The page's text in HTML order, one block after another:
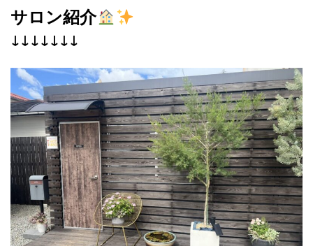
サロン紹介
↓↓↓↓↓↓↓